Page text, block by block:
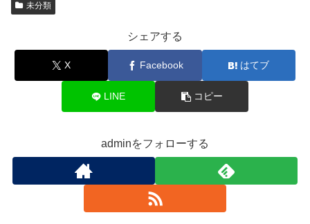
未分類
シェアする
X Facebook はてブ
LINE コピー
adminをフォローする